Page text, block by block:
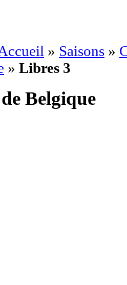
» Saisons »
» Libres 3
Belgique